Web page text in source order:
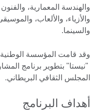
والهندسة المعمارية،
والأزياء، والألعاب،
والسينما.
وقد قامت المؤسسة الوطنية
"نيستا" بتطوير برنامج
المجلس الثقافي البريطاني.
أهداف البرنامج